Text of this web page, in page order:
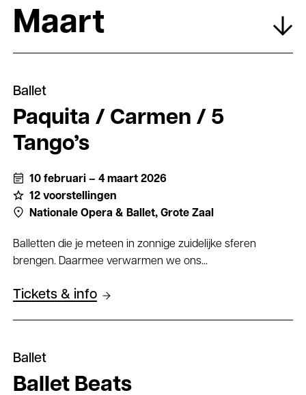
Maart
Ballet
Paquita / Carmen / 5
Tango’s
10 februari – 4 maart 2026
12 voorstellingen
Nationale Opera & Ballet, Grote Zaal
Balletten die je meteen in zonnige zuidelijke sferen
brengen. Daarmee verwarmen we ons...
Tickets & info
Ballet
Ballet Beats